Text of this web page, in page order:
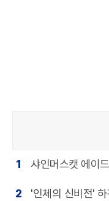
1 샤인머스캣 에이
2 '인체의 신비전'